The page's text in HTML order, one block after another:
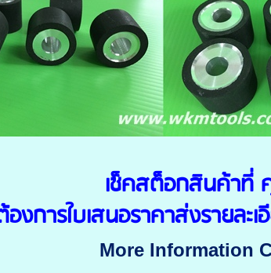
เช็คสต็อกสินค้า
งการใบเสนอราคาส่งรายละ
More Information